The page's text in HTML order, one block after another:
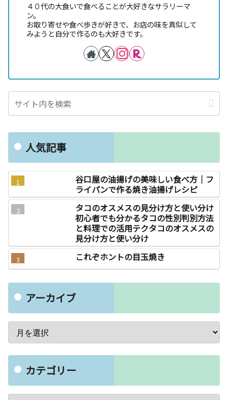
４０代の大食いで食べることが大好きなサラリーマ
ン。
お取り寄せや食べ歩きが好きで、お店の味を真似して
みようと自分で作るのも大好きです。
人気記事
谷口屋の油揚げの美味しい食べ方｜フ
ライパンで作る焼き油揚げレシピ
タコのオスメスの見分け方と使い分け
初心者でも分かるタコの性別判別方法
と料理での活用テクタコのオスメスの
見分け方と使い分け
これぞホントの目玉焼き
アーカイブ
カテゴリー